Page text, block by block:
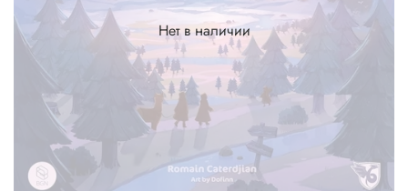
Нет в наличии